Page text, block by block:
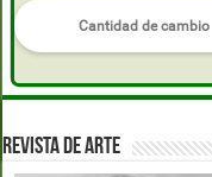
REVISTA DE ARTE